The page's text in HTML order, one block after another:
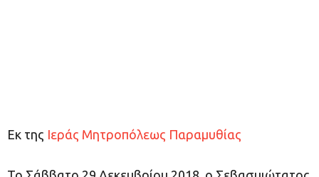
Εκ της Ιεράς Μητροπόλεως Παραμυθίας